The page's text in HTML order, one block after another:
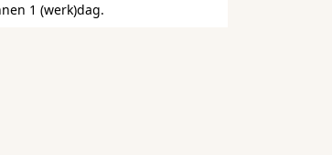
1 (werk)dag.